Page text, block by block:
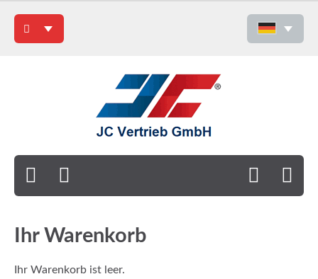
Ihr Warenkorb
Ihr Warenkorb ist leer.